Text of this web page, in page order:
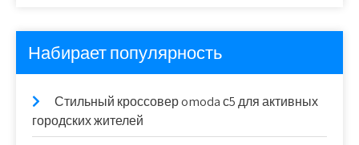
Набирает популярность
Стильный кроссовер omoda с5 для активных
городских жителей